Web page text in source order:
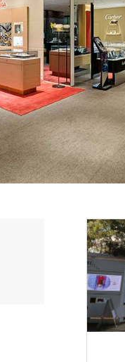
Arnold
アーノルド＆サ
いいモノ Gift selection
i.s.d.(アイエスディー)
BEST